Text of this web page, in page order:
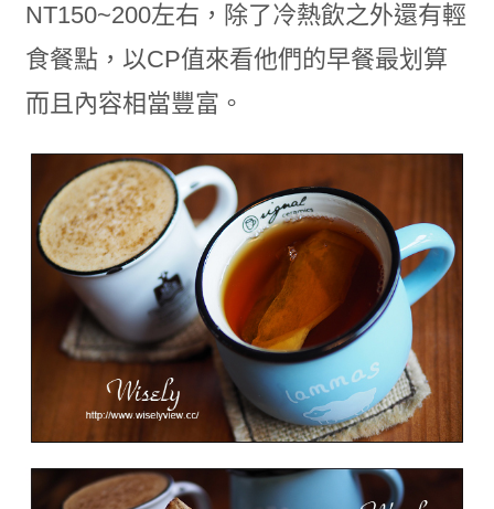
NT150~200左右，除了冷熱飲之外還有輕
食餐點，以CP值來看他們的早餐最划算
而且內容相當豐富。